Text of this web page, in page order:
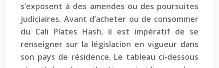
s’exposent à des amendes ou des poursuites
judiciaires. Avant d’acheter ou de consommer
du Cali Plates Hash, il est impératif de se
renseigner sur la législation en vigueur dans
son pays de résidence. Le tableau ci-dessous